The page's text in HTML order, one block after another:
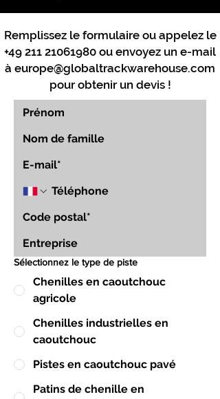
Remplissez le formulaire ou appelez le
+49 211 21061980 ou envoyez un e-mail
à europe@globaltrackwarehouse.com
pour obtenir un devis !
Sélectionnez le type de piste
Chenilles en caoutchouc
agricole
Chenilles industrielles en
caoutchouc
Pistes en caoutchouc pavé
Patins de chenille en